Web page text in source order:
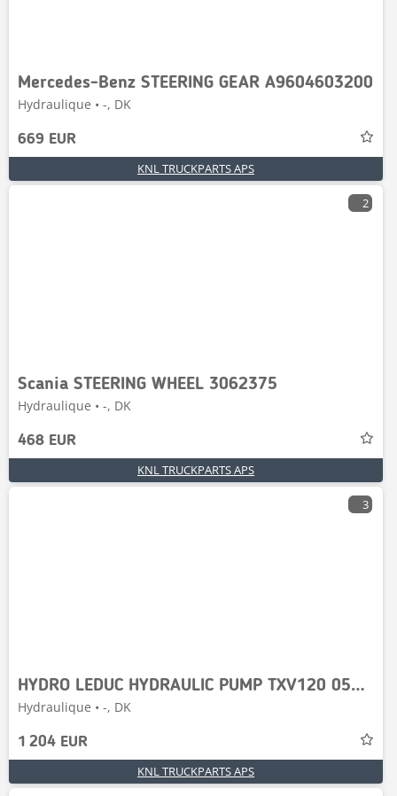
Mercedes-Benz STEERING GEAR A9604603200
Hydraulique • -, DK
669 EUR
KNL TRUCKPARTS APS
2
Scania STEERING WHEEL 3062375
Hydraulique • -, DK
468 EUR
KNL TRUCKPARTS APS
3
HYDRO LEDUC HYDRAULIC PUMP TXV120 0515705 / N09374
Hydraulique • -, DK
1 204 EUR
KNL TRUCKPARTS APS